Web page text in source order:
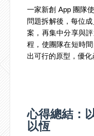
一家新創 App 團隊
問題拆解後，每位
案，再集中分享與
程，使團隊在短時
出可行的原型，優化
心得總結：
以恆